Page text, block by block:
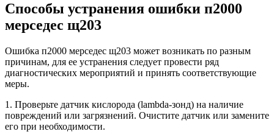
Способы устранения ошибки п2000
мерседес щ203
Ошибка п2000 мерседес щ203 может возникать по разным
причинам, для ее устранения следует провести ряд
диагностических мероприятий и принять соответствующие
меры.
1. Проверьте датчик кислорода (lambda-зонд) на наличие
повреждений или загрязнений. Очистите датчик или замените
его при необходимости.